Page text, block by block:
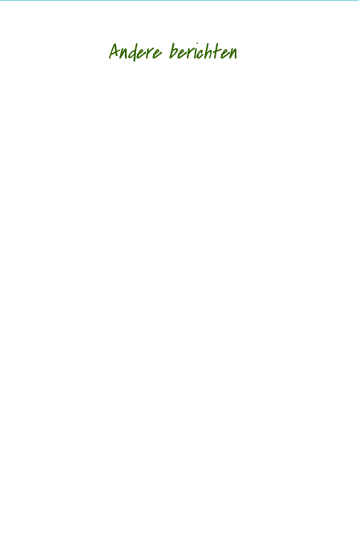
Andere berichten